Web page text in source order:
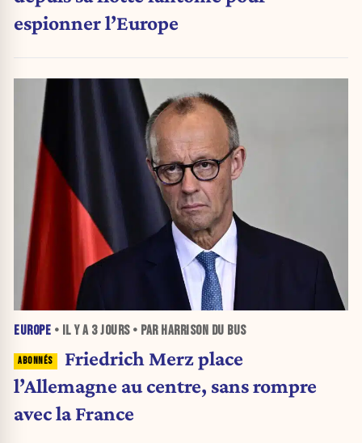
espionner l’Europe
EUROPE • IL Y A 3 JOURS• PAR HARRISON DU BUS
Friedrich Merz place
l’Allemagne au centre, sans rompre
avec la France